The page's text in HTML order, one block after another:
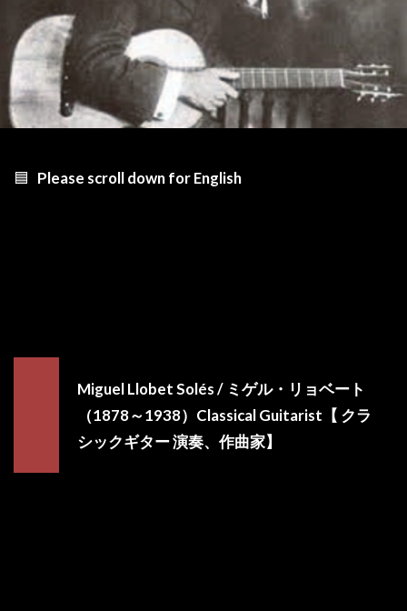
🟦 Please scroll down for English
Miguel Llobet Solés / ミゲル・リョベート
（1878～1938）Classical Guitarist【 クラ
シックギター 演奏、作曲家】